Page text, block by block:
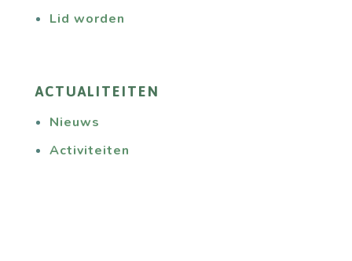
Lid worden
ACTUALITEITEN
Nieuws
Activiteiten